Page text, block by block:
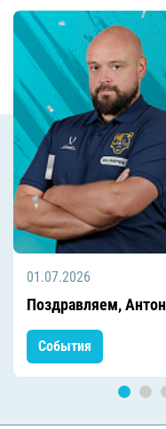
01.07.2026
Поздравляем,
События